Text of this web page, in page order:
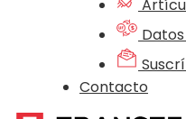
Contacto